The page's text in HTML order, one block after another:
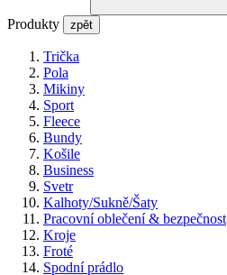
Produkty zpět
Trička
Pola
Mikiny
Sport
Fleece
Bundy
Košile
Business
Svetr
Kalhoty/Sukně/Šaty
Pracovní oblečení & bezpečnost
Kroje
Froté
Spodní prádlo